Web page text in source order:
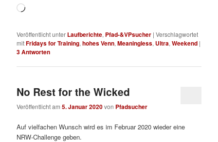
Wird
Veröffentlicht unter Laufberichte, Pfad-&VPsucher |Verschlagwortet
mitFridays for Training,hohes Venn,Meaningless, Ultra,Weekend |
3Antworten
No Rest for the Wicked
Veröffentlicht am5. Januar 2020von Pfadsucher
Auf vielfachen Wunsch wird es im Februar 2020 wieder eine
NRW-Challenge geben.